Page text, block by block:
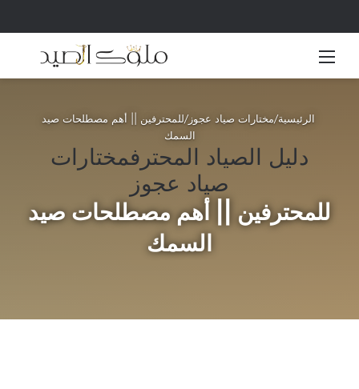
الرئيسية/مختارات صياد عجوز/للمحترفين || أهم مصطلحات صيد
السمك
دليل الصياد المحترفمختارات
صياد عجوز
للمحترفين || أهم مصطلحات صيد
السمك